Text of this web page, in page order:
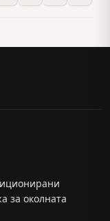
за околната